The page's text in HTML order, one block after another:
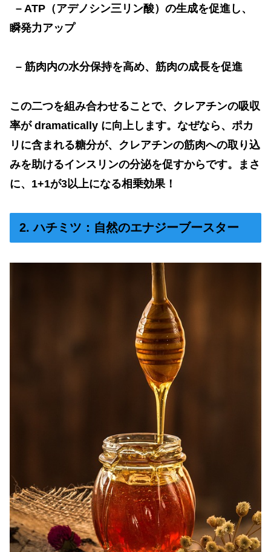
– ATP （アデノシン三リン酸）の生成を促進し、
瞬発力アップ
– 筋肉内の水分保持を高め、筋肉の成長を促進
この二つを組み合わせることで、クレアチンの吸収
率がdramatically に向上します。なぜなら、ポカ
リに含まれる糖分が、クレアチンの筋肉への取り込
みを助けるインスリンの分泌を促すからです。まさ
に、 1+1が3以上になる相乗効果！
2. ハチミツ：自然のエナジーブースター